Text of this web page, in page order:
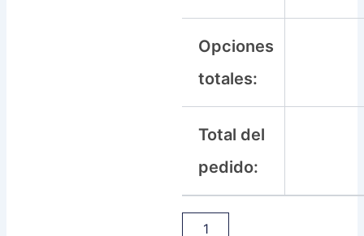
Opciones
totales:
Total del
pedido: